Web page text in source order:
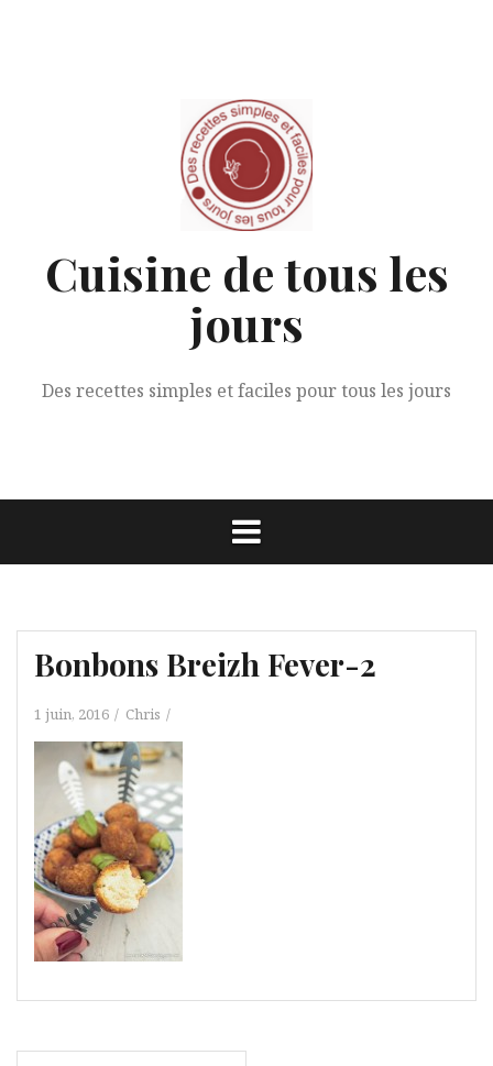
Cuisine de tous les
jours
Des recettes simples et faciles pour tous les jours
Bonbons Breizh Fever-2
1 juin, 2016 Chris